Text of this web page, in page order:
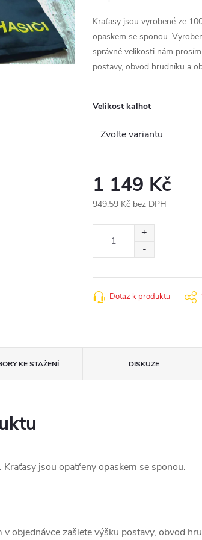
Kraťasy jsou vyrobené ze
opaskem se sponou.
správné velikosti nám
postavy, obvod hrudníku a
Velikost kalhot
1 149 Kč
949,59 Kč bez DPH
Dotaz k produktu
KE STAŽENÍ DISKUZE
jsou opatřeny opaskem se sponou.
objednávce zašlete výšku postavy, obvod